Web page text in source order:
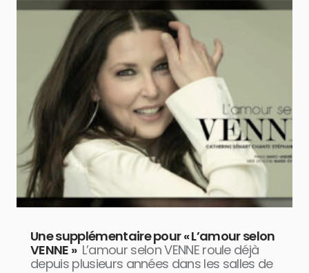
Une supplémentaire pour « L’amour selon
VENNE » L’amour selon VENNE roule déjà
depuis plusieurs années dans les salles de